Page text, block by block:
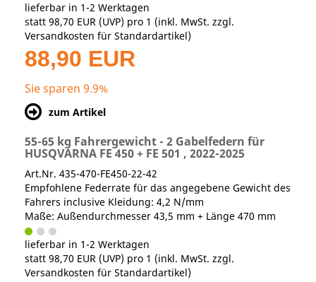
lieferbar in 1-2 Werktagen
statt 98,70 EUR (UVP) pro 1 (inkl. MwSt. zzgl.
Versandkosten für Standardartikel)
88,90 EUR
Sie sparen 9.9%
zum Artikel
55-65 kg Fahrergewicht - 2 Gabelfedern für
HUSQVARNA FE 450 + FE 501 , 2022-2025
Art.Nr. 435-470-FE450-22-42
Empfohlene Federrate für das angegebene Gewicht des
Fahrers inclusive Kleidung: 4,2 N/mm
Maße: Außendurchmesser 43,5 mm + Länge 470 mm
lieferbar in 1-2 Werktagen
statt 98,70 EUR (UVP) pro 1 (inkl. MwSt. zzgl.
Versandkosten für Standardartikel)